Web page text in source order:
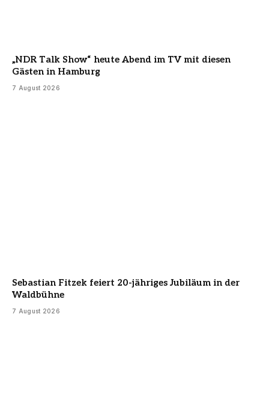
„NDR Talk Show“ heute Abend im TV mit diesen
Gästen in Hamburg
7 August 2026
Sebastian Fitzek feiert 20-jähriges Jubiläum in der
Waldbühne
7 August 2026